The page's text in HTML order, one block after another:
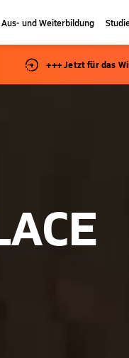
Aus- und Weiterbildung
+++ Jetzt für das